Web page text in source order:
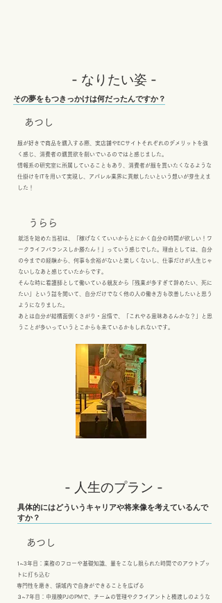
- なりたい姿 -
その夢をもつきっかけは何だったんですか？
あつし
服が好きで商品を購入する際、実店舗やECサイトそれぞれのデメリットを強
く感じ、消費者の購買欲を削いでいるのではと感じました。
情報系の研究室に所属していることもあり、消費者が服を買いたくなるような
仕掛けをITを用いて実現し、アパレル業界に貢献したいという想いが芽生えま
した！
うらら
就活を始めた当初は、「稼げなくていいからとにかく自分の時間が欲しい！ワ
ークライフバランスしか勝たん！」っていう感じでした。理由としては、自分
の今までの経験から、何事も余裕がないと楽しくないし、仕事だけが人生じゃ
ないしなあと感じていたからです。
そんな時に看護師として働いている親友から「残業が多すぎて辞めたい、死に
たい」という話を聞いて、自分だけでなく他の人の働き方も改善したいと思う
ようになりました。
あとは自分が結構面倒くさがり・怠惰で、「これやる意味あるんかな？」と思
うことが多いっていうとこからも来ているかもしれないです。
- 人生のプラン -
具体的にはどういうキャリアや将来像を考えているんで
すか？
あつし
1~3年目：業務のフローや基礎知識、量をこなし限られた時間でのアウトプッ
トに打ち込む
専門性を磨き、領域内で自身ができることを広げる
３~7年目：中規模PJのPMで、チームの管理やクライアントと橋渡しのような